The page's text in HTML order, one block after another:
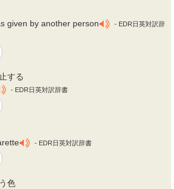
given by another person
- EDR日英対訳辞
する
- EDR日英対訳辞書
- EDR日英対訳辞書
色